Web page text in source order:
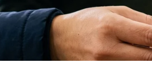
Multisucursal
Mantené tus sucursales
actualizadas